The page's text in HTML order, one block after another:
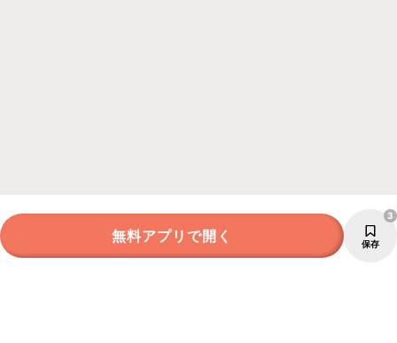
無料アプリで開く 保存
3